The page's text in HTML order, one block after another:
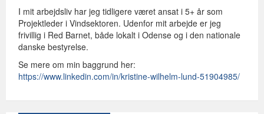
I mit arbejdsliv har jeg tidligere været ansat i 5+ år som
Projektleder i Vindsektoren. Udenfor mit arbejde er jeg
frivillig i Red Barnet, både lokalt i Odense og i den nationale
danske bestyrelse.
Se mere om min baggrund her:
https://www.linkedin.com/in/kristine-wilhelm-lund-51904985/